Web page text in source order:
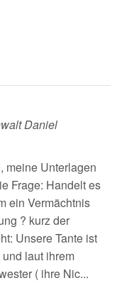
Daniel
meine Unterlagen
Frage: Handelt es
ein Vermächtnis
? kurz der
Unsere Tante ist
laut ihrem
( ihre Nic...